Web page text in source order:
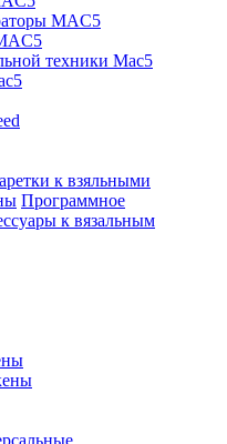
MAC5
техники Mac5
к взяльными
Программное
к вязальным